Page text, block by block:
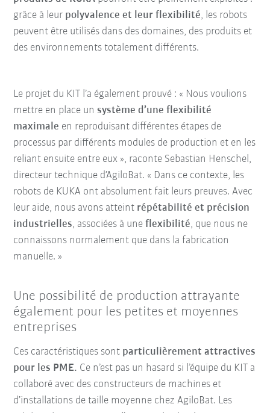
grâce à leur polyvalence et leur flexibilité, les robots
peuvent être utilisés dans des domaines, des produits et
des environnements totalement différents.
Le projet du KIT l’a également prouvé : « Nous voulions
mettre en place unsystème d’une flexibilité
maximale en reproduisant différentes étapes de
processus par différents modules de production et en les
reliant ensuite entre eux », raconte Sebastian Henschel,
directeur technique d’AgiloBat. « Dans ce contexte, les
robots de KUKA ont absolument fait leurs preuves. Avec
leur aide, nous avons atteint répétabilité et précision
industrielles, associées à uneflexibilité, que nous ne
connaissons normalement que dans la fabrication
manuelle. »
Une possibilité de production attrayante
également pour les petites et moyennes
entreprises
Ces caractéristiques sont particulièrement attractives
pour les PME. Ce n’est pas un hasard si l’équipe du KIT a
collaboré avec des constructeurs de machines et
d’installations de taille moyenne chez AgiloBat. Les